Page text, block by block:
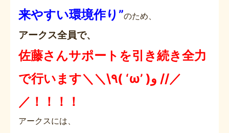
来やすい環境作り”のため、
アークス全員で、
佐藤さんサポートを引き続き全力
で行います＼＼\٩( ‘ω’ )و //／
／！！！！
アークスには、